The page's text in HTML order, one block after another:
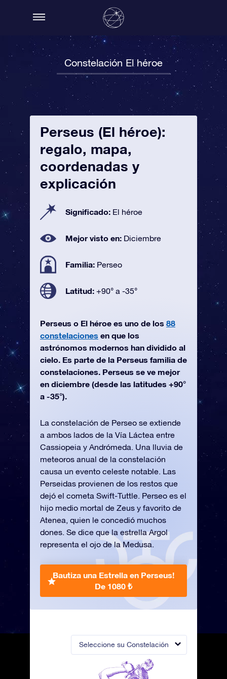
Constelación El héroe
Seleccione su Constelación
Perseus (El héroe):
regalo, mapa,
coordenadas y
explicación
Significado: El héroe
Mejor visto en: Diciembre
Familia: Perseo
Latitud: +90° a -35°
Perseus o El héroe es uno de los 88
constelaciones en que los
astrónomos modernos han dividido al
cielo. Es parte de la Perseus familia de
constelaciones. Perseus se ve mejor
en diciembre (desde las latitudes +90°
a -35°).
La constelación de Perseo se extiende
a ambos lados de la Vía Láctea entre
Cassiopeia y Andrómeda. Una lluvia de
meteoros anual de la constelación
causa un evento celeste notable. Las
Perseidas provienen de los restos que
dejó el cometa Swift-Tuttle. Perseo es el
hijo medio mortal de Zeus y favorito de
Atenea, quien le concedió muchos
dones. Se dice que la estrella Argol
representa el ojo de la Medusa.
Bautiza una Estrella en Perseus!
De 1080 ₺